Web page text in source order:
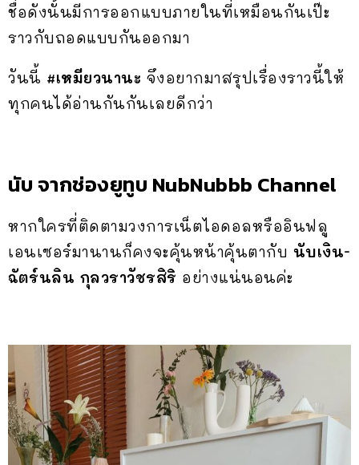
ชื่อดังนั้นมีการออกแบบภายในที่เหมือนกันเป๊ะ
ราวกับถอดแบบกันออกมา
วันนี้ #เหมียวนานะ จึงอยากมาสรุปเรื่องราวนี้ให้
ทุกคนได้อ่านกันกันเลยดีกว่า
นับ จากช่องยูทูบ NubNubbb Channel
หากใครที่ติดตามวงการเน็ตไอดอลหรืออินฟลู
เอนเซอร์มานานก็คงจะคุ้นหน้าคุ้นตากับ นับเงิน-
ฉัตร์นลิน กุลวราวัชรสิริ อย่างแน่นอนค่ะ